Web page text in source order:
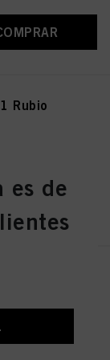
Rubio
es de